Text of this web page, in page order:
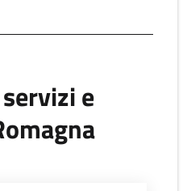
e